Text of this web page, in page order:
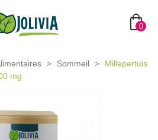
0
> Sommeil >
Millepertuis
mg